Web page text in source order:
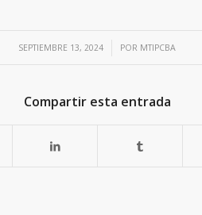
SEPTIEMBRE 13, 2024
/ POR MTIPCBA
Compartir esta entrada